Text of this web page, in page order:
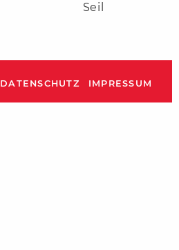
Seil
DATENSCHUTZ IMPRESSUM